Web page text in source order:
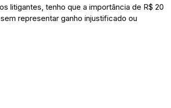
litigantes, tenho que a importância de R$ 20
representar ganho injustificado ou